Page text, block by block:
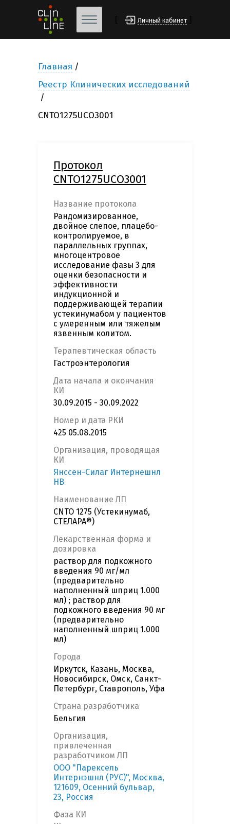
Личный кабинет
Главная
Реестр Клинических исследований
CNTO1275UCO3001
Протокол
CNTO1275UCO3001
Название протокола
Рандомизированное,
двойное слепое, плацебо-
контролируемое, в
параллельных группах,
многоцентровое
исследование фазы 3 для
оценки безопасности и
эффективности
индукционной и
поддерживающей терапии
устекинумабом у пациентов
с умеренным или тяжелым
язвенным колитом.
Терапевтическая область
Гастроэнтерология
Дата начала и окончания
КИ
30.09.2015 - 30.09.2022
Номер и дата РКИ
425 05.08.2015
Организация, проводящая
КИ
Янссен-Силаг Интернешнл
НВ
Наименование ЛП
CNTO 1275 (Устекинумаб,
СТЕЛАРА®)
Лекарственная форма и
дозировка
раствор для подкожного
введения 90 мг/мл
(предварительно
наполненный шприц 1.000
мл) ; раствор для
подкожного введения 90 мг
(предварительно
наполненный шприц 1.000
мл)
Города
Иркутск, Казань, Москва,
Новосибирск, Омск, Санкт-
Петербург, Ставрополь, Уфа
Страна разработчика
Бельгия
Организация,
привлеченная
разработчиком ЛП
ООО "Парексель
Интернэшнл (РУС)", Москва,
121609, Осенний бульвар,
23, Россия
Фаза КИ